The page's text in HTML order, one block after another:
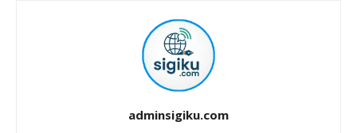
adminsigiku.com